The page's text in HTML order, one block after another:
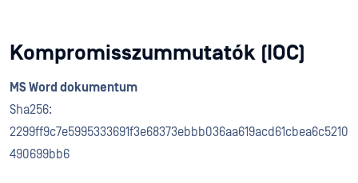
Kompromisszummutatók (IOC)
MS Word dokumentum
Sha256:
2299ff9c7e5995333691f3e68373ebbb036aa619acd61cbea6c5210
490699bb6